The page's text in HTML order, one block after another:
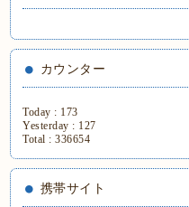
カウンター
Today : 173
Yesterday : 127
Total :336654
携帯サイト